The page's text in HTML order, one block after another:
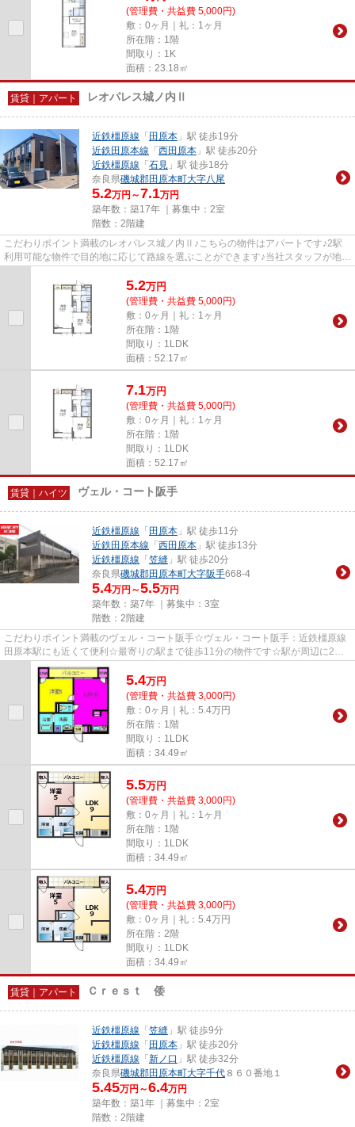
(管理費・共益費 5,000円)
敷：0ヶ月｜礼：1ヶ月
所在階：1階
間取り：1K
面積：23.18㎡
賃貸｜アパート レオパレス城ノ内Ⅱ
近鉄橿原線 「 田原本 」駅 徒歩19分
近鉄田原本線 「 西田原本 」駅 徒歩20分
近鉄橿原線 「 石見 」駅 徒歩18分
奈良県磯城郡田原本町大字八尾
5.2万円～7.1万円
築年数：築17年 ｜募集中： 2室
階数：2階建
こだわりポイント満載のレオパレス城ノ内Ⅱ♪こちらの物件はアパートです♪2駅
利用可能な物件で目的地に応じて路線を選ぶことができます♪当社スタッフが地域
5.2万円
(管理費・共益費 5,000円)
敷：0ヶ月｜礼：1ヶ月
所在階：1階
間取り：1LDK
面積：52.17㎡
7.1万円
(管理費・共益費 5,000円)
敷：0ヶ月｜礼：1ヶ月
所在階：1階
間取り：1LDK
面積：52.17㎡
賃貸｜ハイツ ヴェル・コート阪手
近鉄橿原線 「 田原本 」駅 徒歩11分
近鉄田原本線 「 西田原本 」駅 徒歩13分
近鉄橿原線 「 笠縫 」駅 徒歩20分
奈良県磯城郡田原本町大字阪手668-4
5.4万円～5.5万円
築年数：築7年 ｜募集中： 3室
階数：2階建
こだわりポイント満載のヴェル・コート阪手☆ヴェル・コート阪手：近鉄橿原線
田原本駅にも近くて便利☆最寄りの駅まで徒歩11分の物件です☆駅が周辺に2つ
あるので行動範囲が広がります☆当...
5.4万円
(管理費・共益費 3,000円)
敷：0ヶ月｜礼：5.4万円
所在階：1階
間取り：1LDK
面積：34.49㎡
5.5万円
(管理費・共益費 3,000円)
敷：0ヶ月｜礼：1ヶ月
所在階：1階
間取り：1LDK
面積：34.49㎡
5.4万円
(管理費・共益費 3,000円)
敷：0ヶ月｜礼：5.4万円
所在階：2階
間取り：1LDK
面積：34.49㎡
賃貸｜アパート Ｃｒｅｓｔ 倭
近鉄橿原線 「 笠縫 」駅 徒歩9分
近鉄橿原線 「 田原本 」駅 徒歩20分
近鉄橿原線 「 新ノ口 」駅 徒歩32分
奈良県磯城郡田原本町大字千代 ８６０番地１
5.45万円～6.4万円
築年数：築1年 ｜募集中： 2室
階数：2階建